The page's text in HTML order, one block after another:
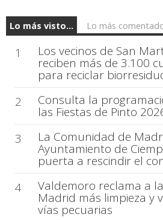
Lo más visto... Lo más
1 Los vecinos de San
reciben más de 3.100
para reciclar
2
Consulta la
las Fiestas de Pinto
3
La Comunidad de
Ayuntamiento de
puerta a rescindir el
4
Valdemoro reclama a
Madrid más limpieza y
vías pecuarias